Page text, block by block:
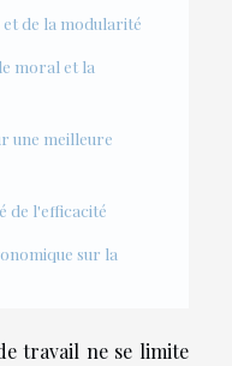
de la modularité
moral et la
une meilleure
de l'efficacité
sur la
travail ne se limite